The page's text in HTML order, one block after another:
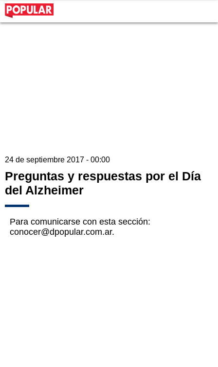
24 de septiembre 2017 - 00:00
Preguntas y respuestas por el Día
del Alzheimer
Para comunicarse con esta sección:
conocer@dpopular.com.ar.